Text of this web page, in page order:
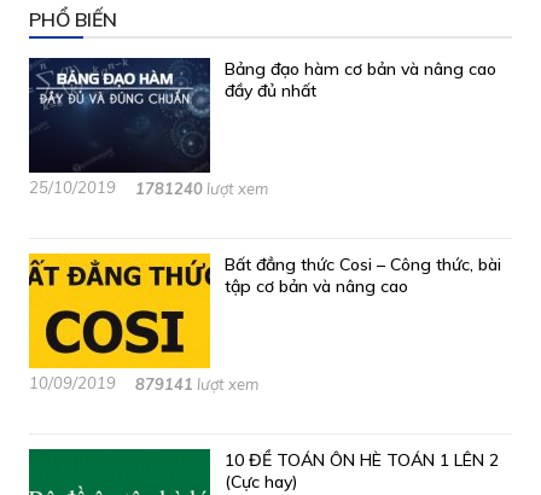
PHỔ BIẾN
Bảng đạo hàm cơ bản và nâng cao
đầy đủ nhất
25/10/2019 1781240 lượt xem
Bất đẳng thức Cosi – Công thức, bài
tập cơ bản và nâng cao
10/09/2019 879141 lượt xem
10 ĐỀ TOÁN ÔN HÈ TOÁN 1 LÊN 2
(Cực hay)